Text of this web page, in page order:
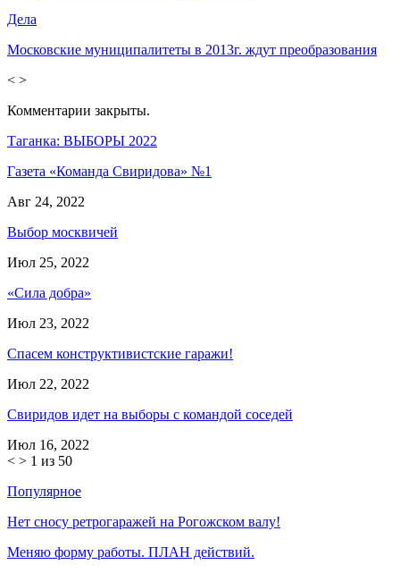
Дела
Московские муниципалитеты в 2013г. ждут преобразования
< >
Комментарии закрыты.
Таганка: ВЫБОРЫ 2022
Газета «Команда Свиридова» №1
Авг 24, 2022
Выбор москвичей
Июл 25, 2022
«Сила добра»
Июл 23, 2022
Спасем конструктивистские гаражи!
Июл 22, 2022
Свиридов идет на выборы с командой соседей
Июл 16, 2022
< > 1 из 50
Популярное
Нет сносу ретрогаражей на Рогожском валу!
Меняю форму работы. ПЛАН действий.